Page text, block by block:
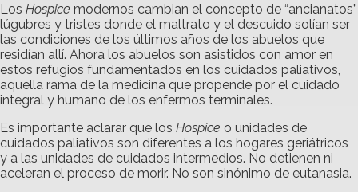
Los Hospice modernos cambian el concepto de “ancianatos”
lúgubres y tristes donde el maltrato y el descuido solían ser
las condiciones de los últimos años de los abuelos que
residían allí. Ahora los abuelos son asistidos con amor en
estos refugios fundamentados en los cuidados paliativos,
aquella rama de la medicina que propende por el cuidado
integral y humano de los enfermos terminales.
Es importante aclarar que los Hospice o unidades de
cuidados paliativos son diferentes a los hogares geriátricos
y a las unidades de cuidados intermedios. No detienen ni
aceleran el proceso de morir. No son sinónimo de eutanasia.